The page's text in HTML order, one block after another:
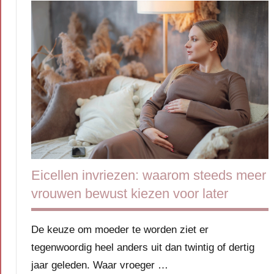
Eicellen invriezen: waarom steeds meer
vrouwen bewust kiezen voor later
De keuze om moeder te worden ziet er
tegenwoordig heel anders uit dan twintig of dertig
jaar geleden. Waar vroeger …